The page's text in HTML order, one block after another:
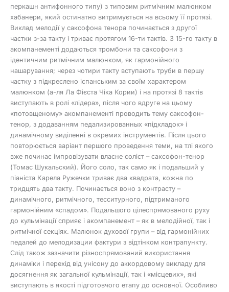
перкашн антифонного типу) з типовим ритмічним малюнком
хабанери, який остинатно витримується на всьому її протязі.
Виклад мелодії у саксофона тенора починається з другої
частки з-за такту і триває протягом 16-ти тактів. З 15-го такту в
акомпанементі додаються тромбони та саксофони з
ідентичним ритмічним малюнком, як гармонійного
нашарування; через чотири такту вступають труби в першу
частку з підкреслено іспанським за своїм характером
малюнком (а-ля Ла Фієста Чіка Кории) і на протязі 8 тактів
виступають в ролі «лідера», після чого вдруге на цьому
«потовщеному» акомпанементі проводить тему саксофон-
тенор, з додаванням педализированных «підкладок» і
динамічному виділенні в окремих інструментів. Після цього
повторюється варіант першого проведення теми, на тлі якого
вже починає імпровізувати власне соліст – саксофон-тенор
(Томас Шукальский). Його соло, так само як і подальший у
піаніста Карела Ружечки триває два квадрата, кожна по
тридцять два такту. Починається воно з контрасту –
динамічного, ритмічного, тесситурного, підтриманого
гармонійним «спадом». Подальшого цілеспрямованого руху
до кульмінації сприяє і акомпанемент – як в мелодійної, так і
ритмічної секціях. Малюнок духової групи – від гармонійних
педалей до мелодизации фактури з відтінком контрапункту.
Слід також зазначити різноспрямований використання
динаміки і перехід від унісону до аккордовому викладу для
досягнення як загальної кульмінації, так і «місцевих», які
виступають в якості підготовчого етапу до основної. Особливо